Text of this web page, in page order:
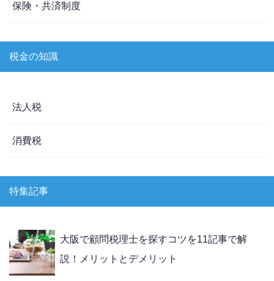
保険・共済制度
税金の知識
法人税
消費税
特集記事
大阪で顧問税理士を探すコツを11記事で解
説！メリットとデメリット